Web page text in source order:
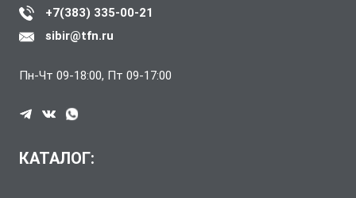
+7(383) 335-00-21
sibir@tfn.ru
Пн-Чт 09-18:00, Пт 09-17:00
КАТАЛОГ: